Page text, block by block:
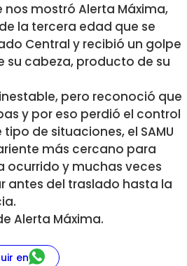
nos mostró Alerta Máxima,
la tercera edad que se
Central y recibió un golpe
su cabeza, producto de su
pero reconoció que
y por eso perdió el control
de situaciones, el SAMU
más cercano para
ocurrido y muchas veces
antes del traslado hasta la
Alerta Máxima.
en